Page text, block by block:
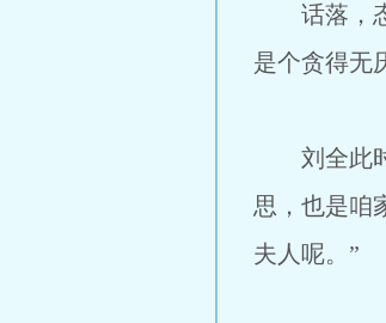
话落，态
是个贪得无
刘全此时
思，也是咱
夫人呢。”